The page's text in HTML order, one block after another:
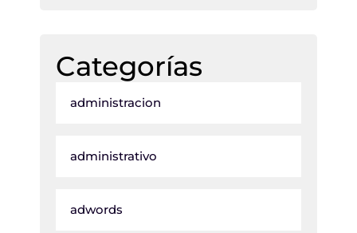
Categorías
administracion
administrativo
adwords